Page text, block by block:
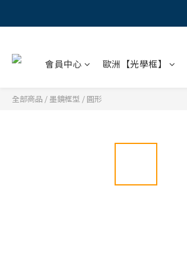
會員中心 歐洲【光學框】
全部商品 / 墨鏡框型 / 圓形